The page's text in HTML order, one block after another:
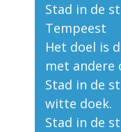
Stad in de
Tempeest
Het doel is
met andere
Stad in de
witte doek.
Stad in de